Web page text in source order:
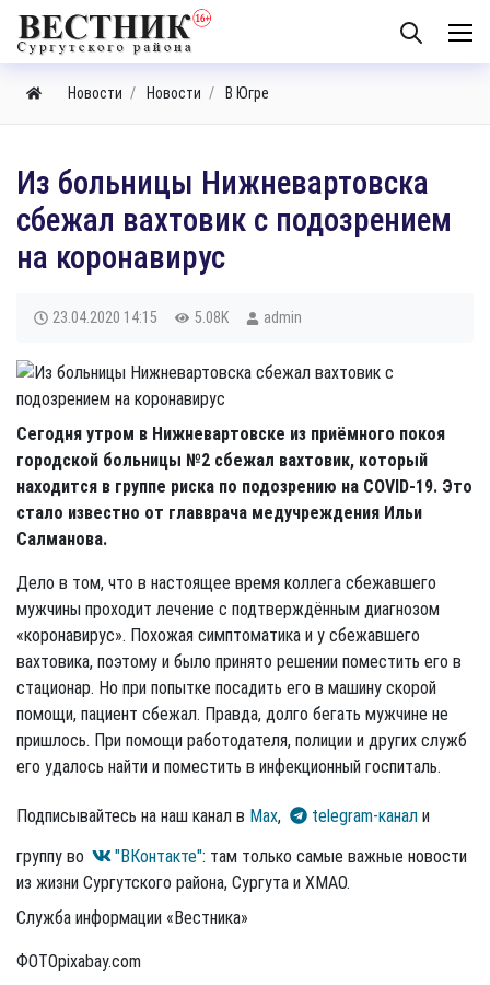
Новости Новости В Югре
​Из больницы Нижневартовска
сбежал вахтовик с подозрением
на коронавирус
23.04.2020 14:15 5.08K admin
Сегодня утром в Нижневартовске из приёмного покоя
городской больницы №2 сбежал вахтовик, который
находится в группе риска по подозрению на COVID-19. Это
стало известно от главврача медучреждения Ильи
Салманова.
Дело в том, что в настоящее время коллега сбежавшего
мужчины проходит лечение с подтверждённым диагнозом
«коронавирус». Похожая симптоматика и у сбежавшего
вахтовика, поэтому и было принято решении поместить его в
стационар. Но при попытке посадить его в машину скорой
помощи, пациент сбежал. Правда, долго бегать мужчине не
пришлось. При помощи работодателя, полиции и других служб
его удалось найти и поместить в инфекционный госпиталь.
Подписывайтесь на наш канал в Max, telegram-канал и
группу во
"ВКонтакте": там только самые важные новости
из жизни Сургутского района, Сургута и ХМАО.
Служба информации «Вестника»
ФОТОpixabay.com